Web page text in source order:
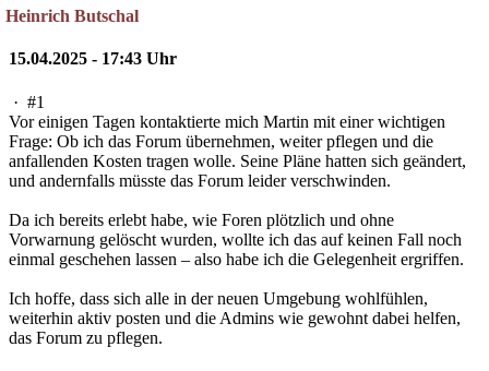
Heinrich Butschal
15.04.2025 - 17:43 Uhr
· #1
Vor einigen Tagen kontaktierte mich Martin mit einer wichtigen
Frage: Ob ich das Forum übernehmen, weiter pflegen und die
anfallenden Kosten tragen wolle. Seine Pläne hatten sich geändert,
und andernfalls müsste das Forum leider verschwinden.
Da ich bereits erlebt habe, wie Foren plötzlich und ohne
Vorwarnung gelöscht wurden, wollte ich das auf keinen Fall noch
einmal geschehen lassen – also habe ich die Gelegenheit ergriffen.
Ich hoffe, dass sich alle in der neuen Umgebung wohlfühlen,
weiterhin aktiv posten und die Admins wie gewohnt dabei helfen,
das Forum zu pflegen.